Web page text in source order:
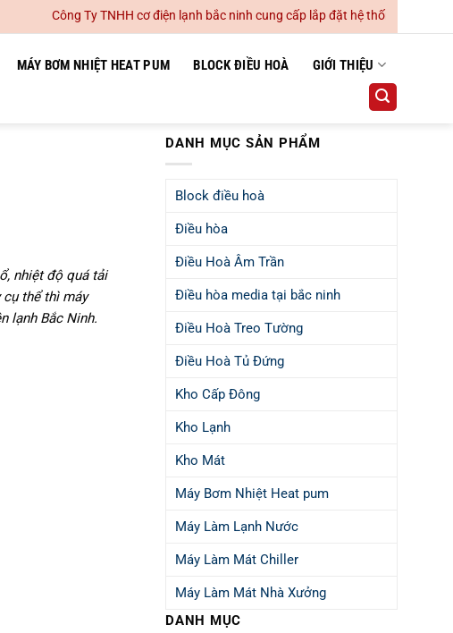
Ty TNHH cơ điện lạnh bắc ninh cung cấp lắp đặt hệ thống điều hoà không khí
MÁY BƠM NHIỆT HEAT PUM BLOCK ĐIỀU HOÀ GIỚI THIỆU
nhiệt độ quá tải
cụ thể thì máy
lạnh Bắc Ninh.
DANH MỤC SẢN PHẨM
Block điều hoà
Điều hòa
Điều Hoà Âm Trần
Điều hòa media tại bắc ninh
Điều Hoà Treo Tường
Điều Hoà Tủ Đứng
Kho Cấp Đông
Kho Lạnh
Kho Mát
Máy Bơm Nhiệt Heat pum
Máy Làm Lạnh Nước
Máy Làm Mát Chiller
Máy Làm Mát Nhà Xưởng
DANH MỤC